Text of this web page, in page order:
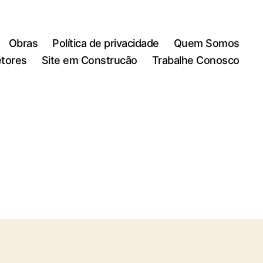
Obras Política de privacidade
Quem Somos
Site em Construcão Trabalhe Conosco